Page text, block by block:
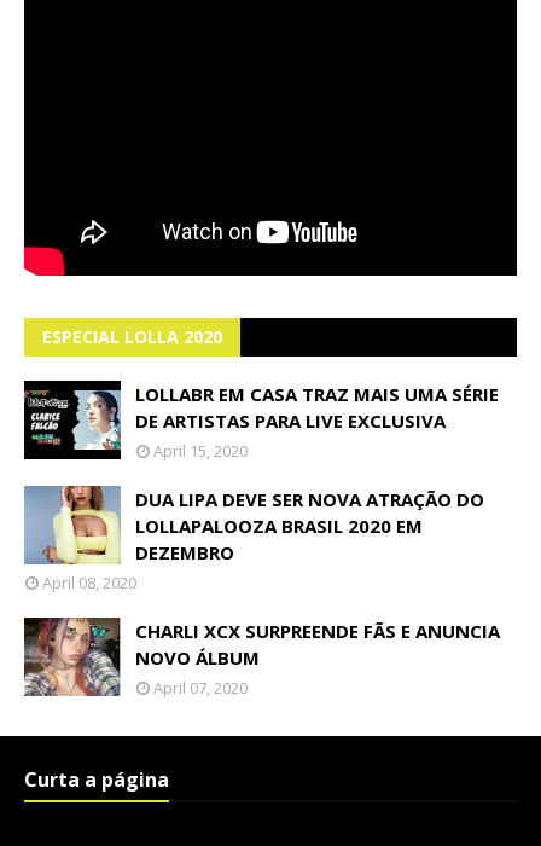
ESPECIAL LOLLA 2020
LOLLABR EM CASA TRAZ MAIS UMA SÉRIE
DE ARTISTAS PARA LIVE EXCLUSIVA
April 15, 2020
DUA LIPA DEVE SER NOVA ATRAÇÃO DO
LOLLAPALOOZA BRASIL 2020 EM
DEZEMBRO
April 08, 2020
CHARLI XCX SURPREENDE FÃS E ANUNCIA
NOVO ÁLBUM
April 07, 2020
Curta a página